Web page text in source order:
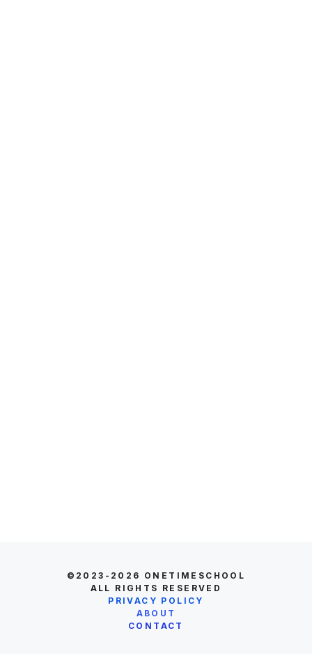
©2023-2026 ONETIMESCHOOL
ALL RIGHTS RESERVED
PRIVACY POLICY
ABOUT
CONTACT